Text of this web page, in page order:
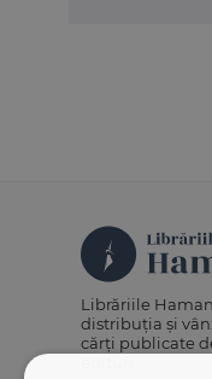
Librăriile
distribuția și
cărți publicate